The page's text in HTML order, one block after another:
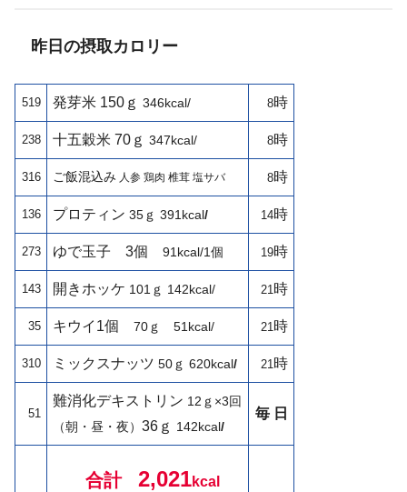
昨日の摂取カロリー
519 発芽米 150ｇ 346kcal/ 8時
238 十五穀米 70ｇ 347kcal/ 8時
316 ご飯混込み 人参 鶏肉 椎茸 塩サバ 8時
136 プロティン 35ｇ 391kcal/ 14時
273 ゆで玉子 3個91kcal/1個 19時
143 開きホッケ 101 ｇ 142kcal/ 21 時
35 キウイ1個70ｇ 51kcal/ 21 時
310 ミックスナッツ50ｇ 620kcal/ 21 時
51
難消化デキストリン 12ｇ×3回
（朝・昼・夜）36ｇ 142kcal/
毎 日
合計 2,021kcal